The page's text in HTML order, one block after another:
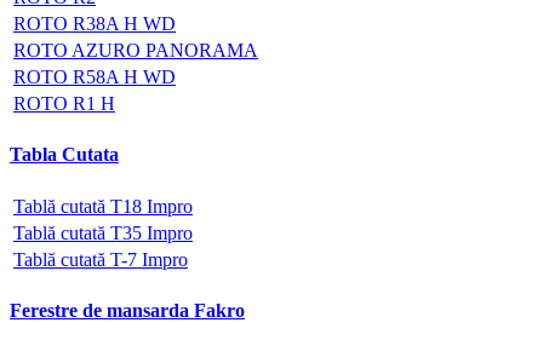
ROTO R38A H WD
ROTO AZURO PANORAMA
ROTO R58A H WD
ROTO R1 H
Tabla Cutata
Tablă cutată T18 Impro
Tablă cutată T35 Impro
Tablă cutată T-7 Impro
Ferestre de mansarda Fakro